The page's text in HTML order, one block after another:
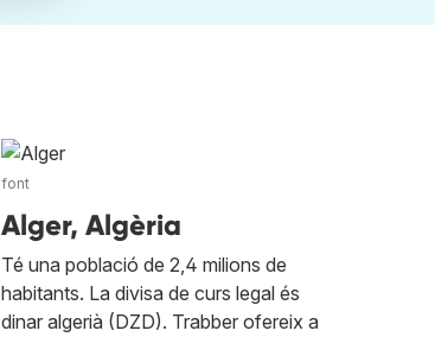
font
Alger, Algèria
Té una població de 2,4 milions de
habitants. La divisa de curs legal és
dinar algerià (DZD). Trabber ofereix a